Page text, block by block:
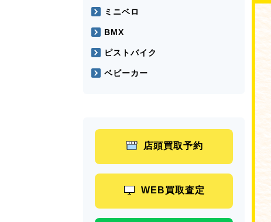
ミニベロ
BMX
ピストバイク
ベビーカー
店頭買取予約
WEB買取査定